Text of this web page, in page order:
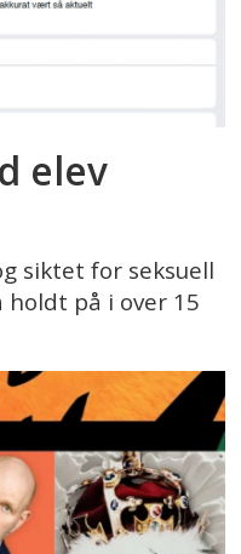
elev
siktet for seksuell
på i over 15